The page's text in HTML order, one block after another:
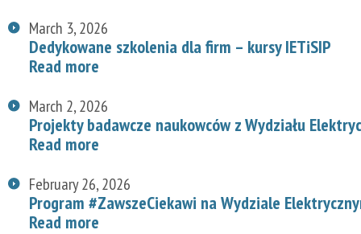
March 3, 2026
Dedykowane szkolenia dla firm – kursy IETiSIP
Read more
March 2, 2026
Projekty badawcze naukowców z Wydziału
Read more
February 26, 2026
Program #ZawszeCiekawi na Wydziale
Read more